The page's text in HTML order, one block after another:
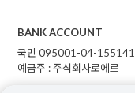
BANK ACCOUNT
국민 095001-04-155141
예금주 : 주식회사로에르